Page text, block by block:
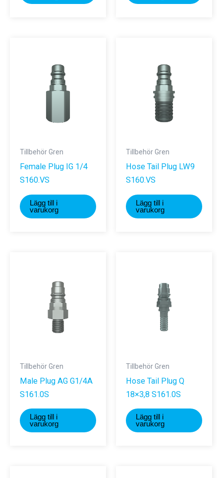
Tillbehör Gren
Female Plug IG 1/4
S160.VS
Lägg till i
varukorg
Tillbehör Gren
Hose Tail Plug LW9
S160.VS
Lägg till i
varukorg
Tillbehör Gren
Male Plug AG G1/4A
S161.0S
Lägg till i
varukorg
Tillbehör Gren
Hose Tail Plug Q
18×3,8 S161.0S
Lägg till i
varukorg